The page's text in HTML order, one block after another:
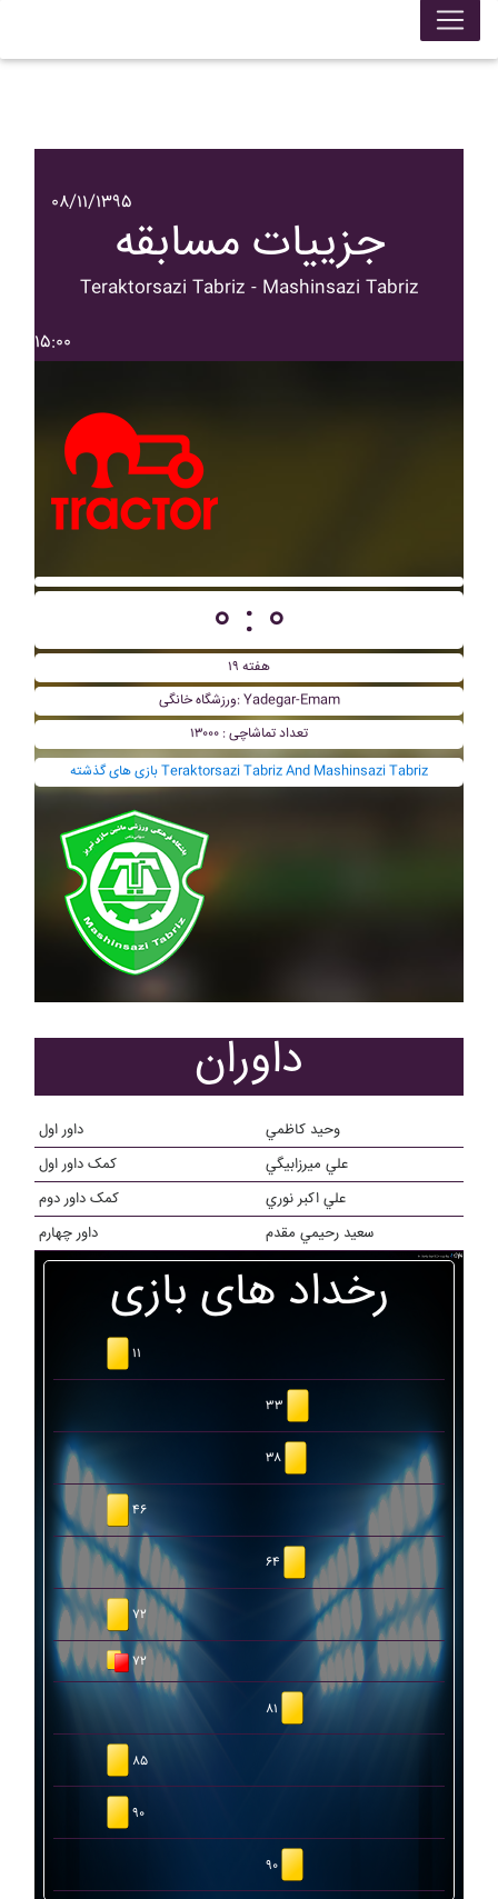
۰۸/۱۱/۱۳۹۵
جزییات مسابقه
Teraktorsazi Tabriz - Mashinsazi Tabriz
۱۵:۰۰
۰ : ۰
هفته ۱۹
ورزشگاه خانگی: Yadegar-Emam
تعداد تماشاچی : ۱۳۰۰۰
بازی های گذشته Teraktorsazi Tabriz And Mashinsazi Tabriz
داوران
داور اول
وحيد کاظمي
کمک داور اول
علي ميرزابيگي
کمک داور دوم
علي اکبر نوري
داور چهارم
سعيد رحيمي مقدم
رخداد های بازی
۱۱
۳۳
۳۸
۴۶
۶۴
۷۲
۷۲
۸۱
۸۵
۹۰
۹۰